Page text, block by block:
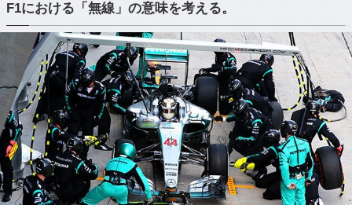
F1における「無線」の意味を考える。